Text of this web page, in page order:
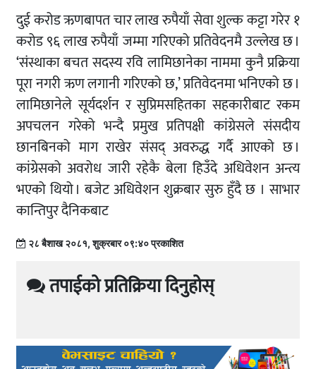
दुई करोड ऋणबापत चार लाख रुपैयाँ सेवा शुल्क कट्टा गरेर १
करोड ९६ लाख रुपैयाँ जम्मा गरिएको प्रतिवेदनमै उल्लेख छ ।
‘संस्थाका बचत सदस्य रवि लामिछानेका नाममा कुनै प्रक्रिया
पूरा नगरी ऋण लगानी गरिएको छ,’ प्रतिवेदनमा भनिएको छ ।
लामिछानेले सूर्यदर्शन र सुप्रिमसहितका सहकारीबाट रकम
अपचलन गरेको भन्दै प्रमुख प्रतिपक्षी कांग्रेसले संसदीय
छानबिनको माग राखेर संसद् अवरुद्ध गर्दै आएको छ ।
कांग्रेसको अवरोध जारी रहेकै बेला हिउँदे अधिवेशन अन्त्य
भएको थियो । बजेट अधिवेशन शुक्रबार सुरु हुँदै छ । साभार
कान्तिपुर दैनिकबाट
२८ बैशाख २०८१, शुक्रबार ०९:४० प्रकाशित
तपाईको प्रतिक्रिया दिनुहोस्